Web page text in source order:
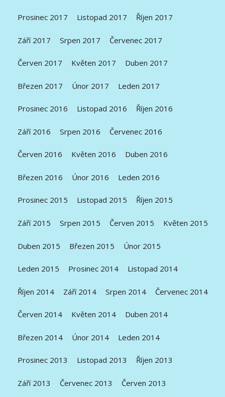
Prosinec 2017 Listopad 2017 Říjen 2017
Září 2017 Srpen 2017 Červenec 2017
Červen 2017 Květen 2017 Duben 2017
Březen 2017 Únor 2017 Leden 2017
Prosinec 2016 Listopad 2016 Říjen 2016
Září 2016 Srpen 2016 Červenec 2016
Červen 2016 Květen 2016 Duben 2016
Březen 2016 Únor 2016 Leden 2016
Prosinec 2015 Listopad 2015 Říjen 2015
Září 2015 Srpen 2015 Červen 2015 Květen 2015
Duben 2015 Březen 2015 Únor 2015
Leden 2015 Prosinec 2014 Listopad 2014
Říjen 2014 Září 2014 Srpen 2014 Červenec 2014
Červen 2014 Květen 2014 Duben 2014
Březen 2014 Únor 2014 Leden 2014
Prosinec 2013 Listopad 2013 Říjen 2013
Září 2013 Červenec 2013 Červen 2013